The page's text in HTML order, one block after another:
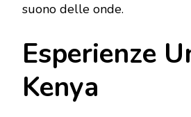
suono delle onde.
Esperienze
Kenya